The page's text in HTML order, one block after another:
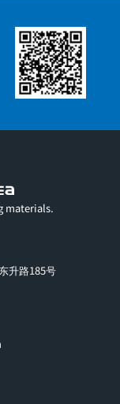
materials.
升路185号